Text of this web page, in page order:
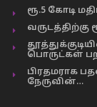
ரூ.5 கோடி
வருடத்திற்கு
பொருட்கள்
பிரதமராக
நேருவின்…